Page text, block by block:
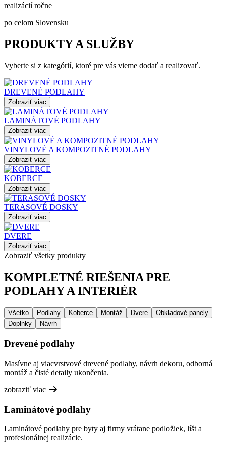
realizácií ročne
po celom Slovensku
PRODUKTY A SLUŽBY
Vyberte si z kategórií, ktoré pre vás vieme dodať a realizovať.
DREVENÉ PODLAHY
Zobraziť viac
LAMINÁTOVÉ PODLAHY
Zobraziť viac
VINYLOVÉ A KOMPOZITNÉ PODLAHY
Zobraziť viac
KOBERCE
Zobraziť viac
TERASOVÉ DOSKY
Zobraziť viac
DVERE
Zobraziť viac
Zobraziť všetky produkty
KOMPLETNÉ RIEŠENIA PRE
PODLAHY A INTERIÉR
Všetko Podlahy Koberce Montáž Dvere
Obkladové panely
Doplnky
Návrh
Drevené podlahy
Masívne aj viacvrstvové drevené podlahy, návrh dekoru, odborná
montáž a čisté detaily ukončenia.
zobraziť viac
Laminátové podlahy
Laminátové podlahy pre byty aj firmy vrátane podložiek, líšt a
profesionálnej realizácie.